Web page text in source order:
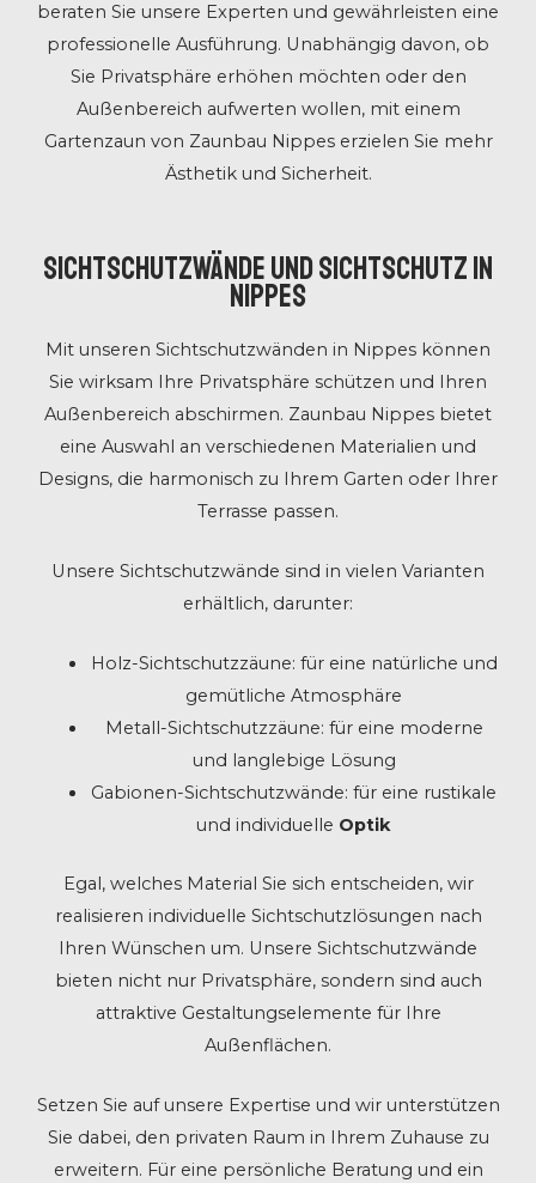
beraten Sie unsere Experten und gewährleisten eine
professionelle Ausführung. Unabhängig davon, ob
Sie Privatsphäre erhöhen möchten oder den
Außenbereich aufwerten wollen, mit einem
Gartenzaun von Zaunbau Nippes erzielen Sie mehr
Ästhetik und Sicherheit.
Sichtschutzwände und Sichtschutz in
Nippes
Mit unseren Sichtschutzwänden in Nippes können
Sie wirksam Ihre Privatsphäre schützen und Ihren
Außenbereich abschirmen. Zaunbau Nippes bietet
eine Auswahl an verschiedenen Materialien und
Designs, die harmonisch zu Ihrem Garten oder Ihrer
Terrasse passen.
Unsere Sichtschutzwände sind in vielen Varianten
erhältlich, darunter:
Holz-Sichtschutzzäune: für eine natürliche und
gemütliche Atmosphäre
Metall-Sichtschutzzäune: für eine moderne
und langlebige Lösung
Gabionen-Sichtschutzwände: für eine rustikale
und individuelle Optik
Egal, welches Material Sie sich entscheiden, wir
realisieren individuelle Sichtschutzlösungen nach
Ihren Wünschen um. Unsere Sichtschutzwände
bieten nicht nur Privatsphäre, sondern sind auch
attraktive Gestaltungselemente für Ihre
Außenflächen.
Setzen Sie auf unsere Expertise und wir unterstützen
Sie dabei, den privaten Raum in Ihrem Zuhause zu
erweitern. Für eine persönliche Beratung und ein